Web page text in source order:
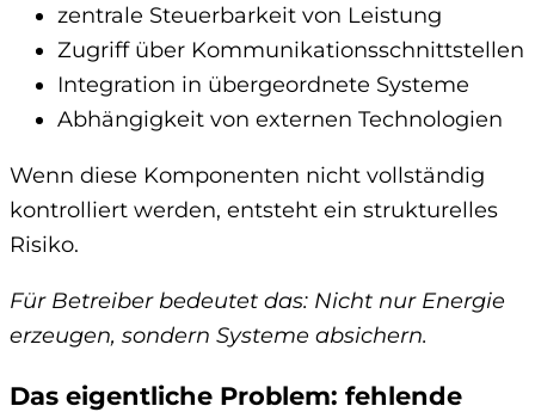
zentrale Steuerbarkeit von Leistung
Zugriff über Kommunikationsschnittstellen
Integration in übergeordnete Systeme
Abhängigkeit von externen Technologien
Wenn diese Komponenten nicht vollständig
kontrolliert werden, entsteht ein strukturelles
Risiko.
Für Betreiber bedeutet das: Nicht nur Energie
erzeugen, sondern Systeme absichern.
Das eigentliche Problem: fehlende